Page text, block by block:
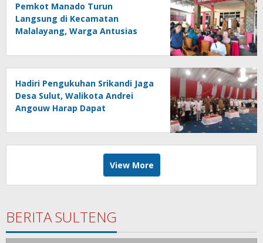
Pemkot Manado Turun
Langsung di Kecamatan
Malalayang, Warga Antusias
Digital
Hadiri Pengukuhan Srikandi Jaga
Desa Sulut, Walikota Andrei
Angouw Harap Dapat
bagi Pembangunan
View More
BERITA SULTENG